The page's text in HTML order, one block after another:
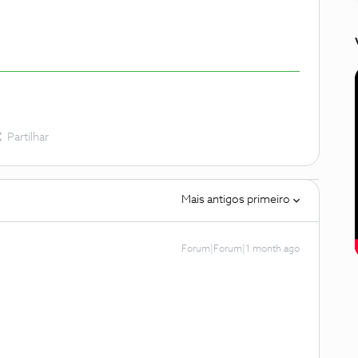
Partilhar
Mais antigos primeiro
Forum|Forum|1 month ago